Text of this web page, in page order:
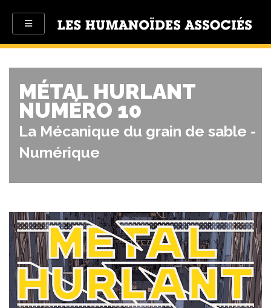
MÉTAL HURLANT
NUMÉRO 10
La Mécanique du grain de sable -
Numérique